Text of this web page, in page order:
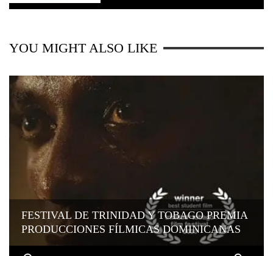
YOU MIGHT ALSO LIKE
FESTIVAL DE TRINIDAD Y TOBAGO PREMIA
PRODUCCIONES FÍLMICAS DOMINICANAS